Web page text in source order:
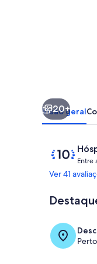
20+
Visão geral
Avaliações
10
de
10,
Entre
Ver 41